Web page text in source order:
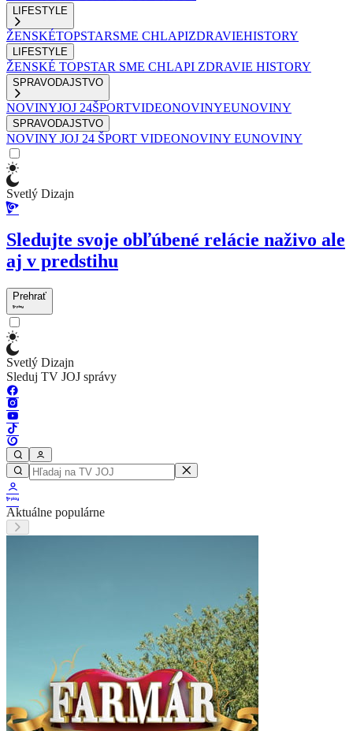
LIFESTYLE
ŽENSKÉTOPSTARSME CHLAPIZDRAVIEHISTORY
LIFESTYLE
ŽENSKÉ TOPSTAR SME CHLAPI ZDRAVIE HISTORY
SPRAVODAJSTVO
NOVINYJOJ 24ŠPORTVIDEONOVINYEUNOVINY
SPRAVODAJSTVO
NOVINY JOJ 24 ŠPORT VIDEONOVINY EUNOVINY
Svetlý Dizajn
Sledujte svoje obľúbené relácie naživo ale
aj v predstihu
Prehrať
Svetlý Dizajn
Sleduj TV JOJ správy
Aktuálne populárne